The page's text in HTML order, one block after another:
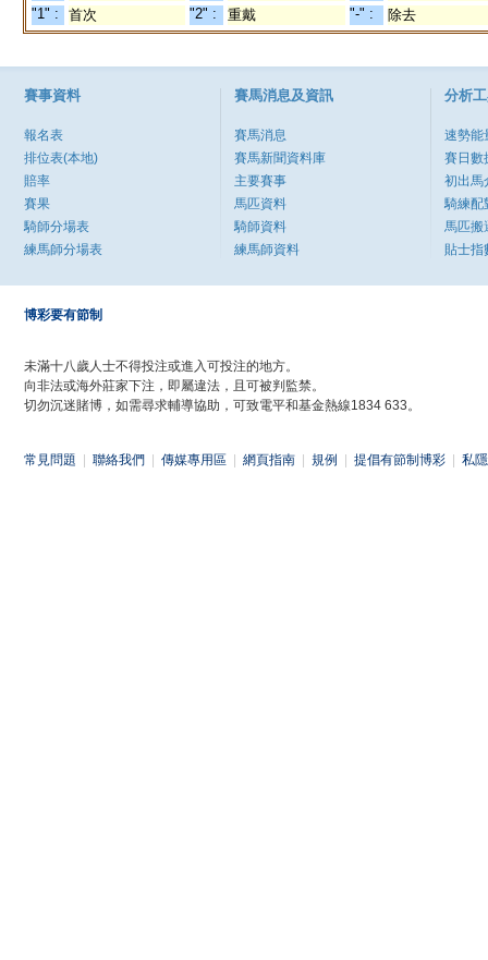
"1" :
首次 "2" : 重戴 "-" : 除去
賽事資料
報名表
排位表(本地)
賠率
賽果
騎師分場表
練馬師分場表
賽馬消息及資訊
賽馬消息
賽馬新聞資料庫
主要賽事
馬匹資料
騎師資料
練馬師資料
分析
速勢能
賽日數
初出馬
騎練配
馬匹搬
貼士指
博彩要有節制
未滿十八歲人士不得投注或進入可投注的地方。
向非法或海外莊家下注，即屬違法，且可被判監禁。
切勿沉迷賭博，如需尋求輔導協助，可致電平和基金熱線1834 633。
常見問題 聯絡我們 傳媒專用區 網頁指南 規例 提倡有節制博彩 私